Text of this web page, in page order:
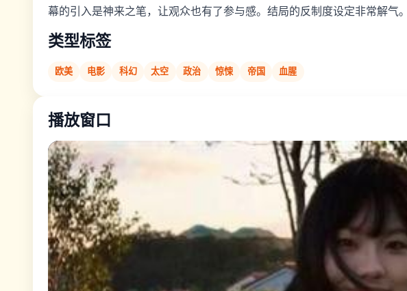
幕的引入是神来之笔，让观众也有了参与感。结局的反制度设定非常解气。
类型标签
欧美 电影 科幻 太空 政治 惊悚 帝国 血腥
播放窗口